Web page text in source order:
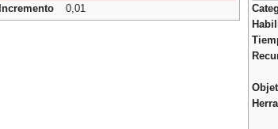
Incremento
0,01